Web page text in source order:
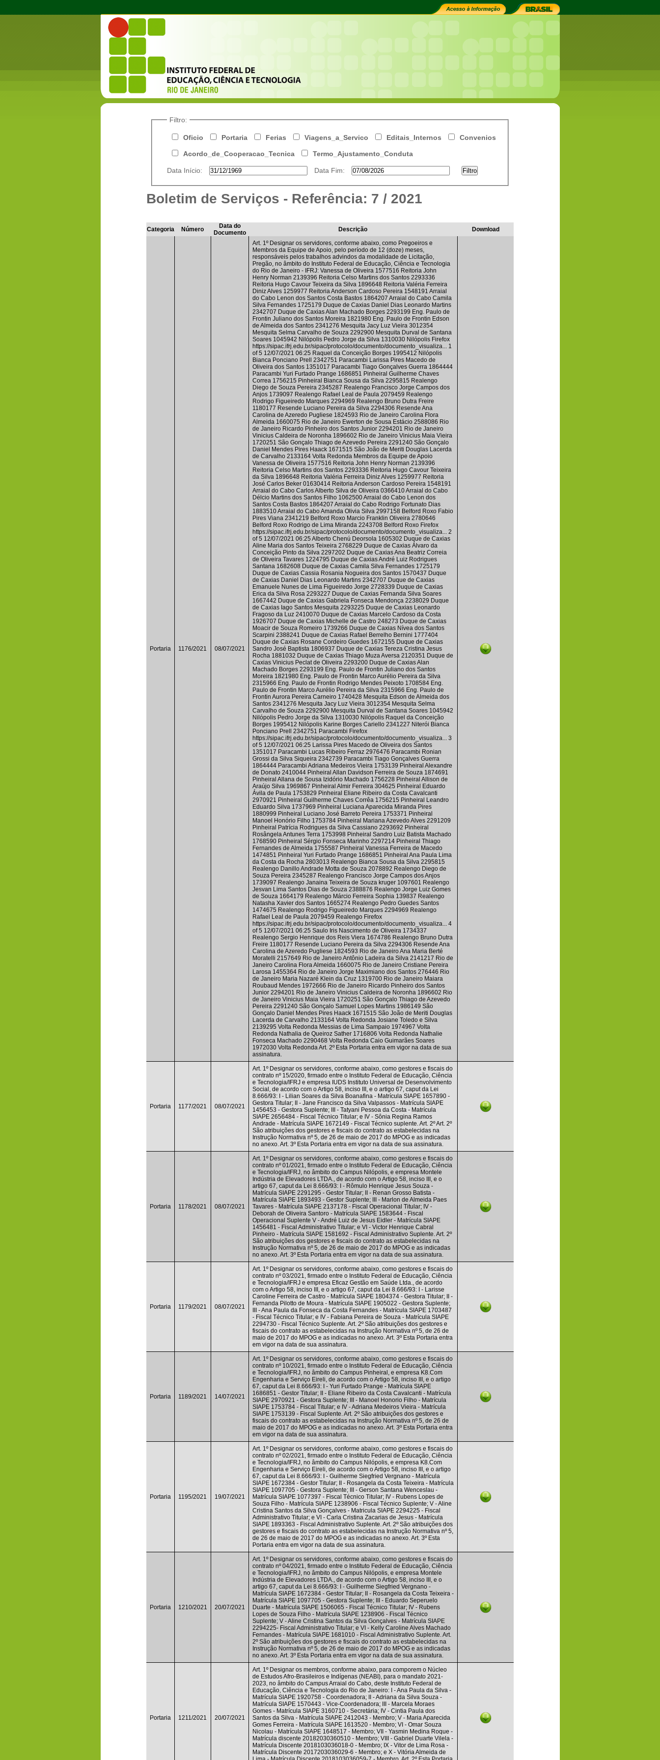
Filtro:
Oficio Portaria Ferias Viagens_a_Servico Editais_Internos Convenios
Acordo_de_Cooperacao_Tecnica Termo_Ajustamento_Conduta
Data Início: Data Fim:
Boletim de Serviços - Referência: 7 / 2021
Categoria Número
Data do
Documento
Descrição Download
Portaria 1176/2021 08/07/2021
Art. 1º Designar os servidores, conforme abaixo, como Pregoeiros e
Membros da Equipe de Apoio, pelo período de 12 (doze) meses,
responsáveis pelos trabalhos advindos da modalidade de Licitação,
Pregão, no âmbito do Instituto Federal de Educação, Ciência e Tecnologia
do Rio de Janeiro - IFRJ: Vanessa de Oliveira 1577516 Reitoria John
Henry Norman 2139396 Reitoria Celso Martins dos Santos 2293336
Reitoria Hugo Cavour Teixeira da Silva 1896648 Reitoria Valéria Ferreira
Diniz Alves 1259977 Reitoria Anderson Cardoso Pereira 1548191 Arraial
do Cabo Lenon dos Santos Costa Bastos 1864207 Arraial do Cabo Camila
Silva Fernandes 1725179 Duque de Caxias Daniel Dias Leonardo Martins
2342707 Duque de Caxias Alan Machado Borges 2293199 Eng. Paulo de
Frontin Juliano dos Santos Moreira 1821980 Eng. Paulo de Frontin Edson
de Almeida dos Santos 2341276 Mesquita Jacy Luz Vieira 3012354
Mesquita Selma Carvalho de Souza 2292900 Mesquita Durval de Santana
Soares 1045942 Nilópolis Pedro Jorge da Silva 1310030 Nilópolis Firefox
https://sipac.ifrj.edu.br/sipac/protocolo/documento/documento_visualiza... 1
of 5 12/07/2021 06:25 Raquel da Conceição Borges 1995412 Nilópolis
Bianca Ponciano Prell 2342751 Paracambi Larissa Pires Macedo de
Oliveira dos Santos 1351017 Paracambi Tiago Gonçalves Guerra 1864444
Paracambi Yuri Furtado Prange 1686851 Pinheiral Guilherme Chaves
Correa 1756215 Pinheiral Bianca Sousa da Silva 2295815 Realengo
Diego de Souza Pereira 2345287 Realengo Francisco Jorge Campos dos
Anjos 1739097 Realengo Rafael Leal de Paula 2079459 Realengo
Rodrigo Figueiredo Marques 2294969 Realengo Bruno Dutra Freire
1180177 Resende Luciano Pereira da Silva 2294306 Resende Ana
Carolina de Azeredo Pugliese 1824593 Rio de Janeiro Carolina Flora
Almeida 1660075 Rio de Janeiro Ewerton de Sousa Estácio 2588086 Rio
de Janeiro Ricardo Pinheiro dos Santos Junior 2294201 Rio de Janeiro
Vinicius Caldeira de Noronha 1896602 Rio de Janeiro Vinicius Maia Vieira
1720251 São Gonçalo Thiago de Azevedo Pereira 2291240 São Gonçalo
Daniel Mendes Pires Haack 1671515 São João de Meriti Douglas Lacerda
de Carvalho 2133164 Volta Redonda Membros da Equipe de Apoio
Vanessa de Oliveira 1577516 Reitoria John Henry Norman 2139396
Reitoria Celso Martins dos Santos 2293336 Reitoria Hugo Cavour Teixeira
da Silva 1896648 Reitoria Valéria Ferreira Diniz Alves 1259977 Reitoria
José Carlos Beker 01630414 Reitoria Anderson Cardoso Pereira 1548191
Arraial do Cabo Carlos Alberto Silva de Oliveira 0366410 Arraial do Cabo
Délcio Martins dos Santos Filho 1062500 Arraial do Cabo Lenon dos
Santos Costa Bastos 1864207 Arraial do Cabo Rodrigo Fortunato Dias
1883510 Arraial do Cabo Amanda Olivia Silva 2997158 Belford Roxo Fabio
Pires Viana 2341219 Belford Roxo Marcio Franklin Oliveira 2780646
Belford Roxo Rodrigo de Lima Miranda 2243708 Belford Roxo Firefox
https://sipac.ifrj.edu.br/sipac/protocolo/documento/documento_visualiza... 2
of 5 12/07/2021 06:25 Alberto Chenú Deorsola 1605302 Duque de Caxias
Aline Maria dos Santos Teixeira 2768229 Duque de Caxias Álvaro da
Conceição Pinto da Silva 2297202 Duque de Caxias Ana Beatriz Correia
de Oliveira Tavares 1224795 Duque de Caxias André Luiz Rodrigues
Santana 1682608 Duque de Caxias Camila Silva Fernandes 1725179
Duque de Caxias Cassia Rosania Nogueira dos Santos 1570437 Duque
de Caxias Daniel Dias Leonardo Martins 2342707 Duque de Caxias
Emanuele Nunes de Lima Figueiredo Jorge 2728339 Duque de Caxias
Erica da Silva Rosa 2293227 Duque de Caxias Fernanda Silva Soares
1667442 Duque de Caxias Gabriela Fonseca Mendonça 2238029 Duque
de Caxias Iago Santos Mesquita 2293225 Duque de Caxias Leonardo
Fragoso da Luz 2410070 Duque de Caxias Marcelo Cardoso da Costa
1926707 Duque de Caxias Michelle de Castro 248273 Duque de Caxias
Moacir de Souza Romeiro 1739266 Duque de Caxias Nívea dos Santos
Scarpini 2388241 Duque de Caxias Rafael Berrelho Bernini 1777404
Duque de Caxias Rosane Cordeiro Guedes 1672155 Duque de Caxias
Sandro José Baptista 1806937 Duque de Caxias Tereza Cristina Jesus
Rocha 1881032 Duque de Caxias Thiago Muza Aversa 2120351 Duque de
Caxias Vinicius Peclat de Oliveira 2293200 Duque de Caxias Alan
Machado Borges 2293199 Eng. Paulo de Frontin Juliano dos Santos
Moreira 1821980 Eng. Paulo de Frontin Marco Aurélio Pereira da Silva
2315966 Eng. Paulo de Frontin Rodrigo Mendes Peixoto 1708584 Eng.
Paulo de Frontin Marco Aurélio Pereira da Silva 2315966 Eng. Paulo de
Frontin Aurora Pereira Carneiro 1740428 Mesquita Edson de Almeida dos
Santos 2341276 Mesquita Jacy Luz Vieira 3012354 Mesquita Selma
Carvalho de Souza 2292900 Mesquita Durval de Santana Soares 1045942
Nilópolis Pedro Jorge da Silva 1310030 Nilópolis Raquel da Conceição
Borges 1995412 Nilópolis Karine Borges Cariello 2341227 Niterói Bianca
Ponciano Prell 2342751 Paracambi Firefox
https://sipac.ifrj.edu.br/sipac/protocolo/documento/documento_visualiza... 3
of 5 12/07/2021 06:25 Larissa Pires Macedo de Oliveira dos Santos
1351017 Paracambi Lucas Ribeiro Ferraz 2976476 Paracambi Ronian
Grossi da Silva Siqueira 2342739 Paracambi Tiago Gonçalves Guerra
1864444 Paracambi Adriana Medeiros Vieira 1753139 Pinheiral Alexandre
de Donato 2410044 Pinheiral Allan Davidson Ferreira de Souza 1874691
Pinheiral Allana de Sousa Izidório Machado 1756228 Pinheiral Allison de
Araújo Silva 1969867 Pinheiral Almir Ferreira 304625 Pinheiral Eduardo
Ávila de Paula 1753829 Pinheiral Eliane Ribeiro da Costa Cavalcanti
2970921 Pinheiral Guilherme Chaves Corrêa 1756215 Pinheiral Leandro
Eduardo Silva 1737969 Pinheiral Luciana Aparecida Miranda Pires
1880999 Pinheiral Luciano José Barreto Pereira 1753371 Pinheiral
Manoel Honório Filho 1753784 Pinheiral Mariana Azevedo Alves 2291209
Pinheiral Patrícia Rodrigues da Silva Cassiano 2293692 Pinheiral
Rosângela Antunes Terra 1753998 Pinheiral Sandro Luiz Batista Machado
1768590 Pinheiral Sérgio Fonseca Marinho 2297214 Pinheiral Thiago
Fernandes de Almeida 1755587 Pinheiral Vanessa Ferreira de Macedo
1474851 Pinheiral Yuri Furtado Prange 1686851 Pinheiral Ana Paula Lima
da Costa da Rocha 2803013 Realengo Bianca Sousa da Silva 2295815
Realengo Danillo Andrade Motta de Souza 2078892 Realengo Diego de
Souza Pereira 2345287 Realengo Francisco Jorge Campos dos Anjos
1739097 Realengo Janaina Teixeira de Souza kruger 1097601 Realengo
Jesvan Lima Santos Dias de Souza 2388876 Realengo Jorge Luiz Gomes
de Souza 1664179 Realengo Márcio Ferreira Sophia 139837 Realengo
Natasha Xavier dos Santos 1665274 Realengo Pedro Guedes Santos
1474675 Realengo Rodrigo Figueiredo Marques 2294969 Realengo
Rafael Leal de Paula 2079459 Realengo Firefox
https://sipac.ifrj.edu.br/sipac/protocolo/documento/documento_visualiza... 4
of 5 12/07/2021 06:25 Saulo Iris Nascimento de Oliveira 1734337
Realengo Sergio Henrique dos Reis Viera 1674786 Realengo Bruno Dutra
Freire 1180177 Resende Luciano Pereira da Silva 2294306 Resende Ana
Carolina de Azeredo Pugliese 1824593 Rio de Janeiro Ana Maria Berté
Moratelli 2157649 Rio de Janeiro Antônio Ladeira da Silva 2141217 Rio de
Janeiro Carolina Flora Almeida 1660075 Rio de Janeiro Cristiane Pereira
Larosa 1455364 Rio de Janeiro Jorge Maximiano dos Santos 276446 Rio
de Janeiro Maria Nazaré Klein da Cruz 1319700 Rio de Janeiro Maiara
Roubaud Mendes 1972666 Rio de Janeiro Ricardo Pinheiro dos Santos
Junior 2294201 Rio de Janeiro Vinicius Caldeira de Noronha 1896602 Rio
de Janeiro Vinicius Maia Vieira 1720251 São Gonçalo Thiago de Azevedo
Pereira 2291240 São Gonçalo Samuel Lopes Martins 1986149 São
Gonçalo Daniel Mendes Pires Haack 1671515 São João de Meriti Douglas
Lacerda de Carvalho 2133164 Volta Redonda Josiane Toledo e Silva
2139295 Volta Redonda Messias de Lima Sampaio 1974967 Volta
Redonda Nathalia de Queiroz Sather 1716806 Volta Redonda Nathalie
Fonseca Machado 2290468 Volta Redonda Caio Guimarães Soares
1972030 Volta Redonda Art. 2º Esta Portaria entra em vigor na data de sua
assinatura.
Portaria 1177/2021 08/07/2021
Art. 1º Designar os servidores, conforme abaixo, como gestores e fiscais do
contrato nº 15/2020, firmado entre o Instituto Federal de Educação, Ciência
e Tecnologia/IFRJ e empresa IUDS Instituto Universal de Desenvolvimento
Social, de acordo com o Artigo 58, inciso III, e o artigo 67, caput da Lei
8.666/93: I - Lilian Soares da Silva Boanafina - Matrícula SIAPE 1657890 -
Gestora Titular; II - Jane Francisco da Silva Valpassos - Matrícula SIAPE
1456453 - Gestora Suplente; III - Tatyani Pessoa da Costa - Matrícula
SIAPE 2656484 - Fiscal Técnico Titular; e IV - Sônia Regina Ramos
Andrade - Matrícula SIAPE 1672149 - Fiscal Técnico suplente. Art. 2º Art. 2º
São atribuições dos gestores e fiscais do contrato as estabelecidas na
Instrução Normativa nº 5, de 26 de maio de 2017 do MPOG e as indicadas
no anexo. Art. 3º Esta Portaria entra em vigor na data de sua assinatura.
Portaria 1178/2021 08/07/2021
Art. 1º Designar os servidores, conforme abaixo, como gestores e fiscais do
contrato nº 01/2021, firmado entre o Instituto Federal de Educação, Ciência
e Tecnologia/IFRJ, no âmbito do Campus Nilópolis, e empresa Montele
Indústria de Elevadores LTDA., de acordo com o Artigo 58, inciso III, e o
artigo 67, caput da Lei 8.666/93: I - Rômulo Henrique Jesus Souza -
Matrícula SIAPE 2291295 - Gestor Titular; II - Renan Grosso Batista -
Matrícula SIAPE 1893493 - Gestor Suplente; III - Marlon de Almeida Paes
Tavares - Matrícula SIAPE 2137178 - Fiscal Operacional Titular; IV -
Deborah de Oliveira Santoro - Matrícula SIAPE 1583644 - Fiscal
Operacional Suplente V - André Luiz de Jesus Eidler - Matrícula SIAPE
1456481 - Fiscal Administrativo Titular; e VI - Victor Henrique Cabral
Pinheiro - Matrícula SIAPE 1581692 - Fiscal Administrativo Suplente. Art. 2º
São atribuições dos gestores e fiscais do contrato as estabelecidas na
Instrução Normativa nº 5, de 26 de maio de 2017 do MPOG e as indicadas
no anexo. Art. 3º Esta Portaria entra em vigor na data de sua assinatura.
Portaria 1179/2021 08/07/2021
Art. 1º Designar os servidores, conforme abaixo, como gestores e fiscais do
contrato nº 03/2021, firmado entre o Instituto Federal de Educação, Ciência
e Tecnologia/IFRJ e empresa Eficaz Gestão em Saúde Ltda., de acordo
com o Artigo 58, inciso III, e o artigo 67, caput da Lei 8.666/93: I - Larisse
Caroline Ferreira de Castro - Matrícula SIAPE 1804374 - Gestora Titular; II -
Fernanda Pilotto de Moura - Matrícula SIAPE 1905022 - Gestora Suplente;
III - Ana Paula da Fonseca da Costa Fernandes - Matrícula SIAPE 1703487
- Fiscal Técnico Titular; e IV - Fabiana Pereira de Souza - Matrícula SIAPE
2294730 - Fiscal Técnico Suplente. Art. 2º São atribuições dos gestores e
fiscais do contrato as estabelecidas na Instrução Normativa nº 5, de 26 de
maio de 2017 do MPOG e as indicadas no anexo. Art. 3º Esta Portaria entra
em vigor na data de sua assinatura.
Portaria 1189/2021 14/07/2021
Art. 1º Designar os servidores, conforme abaixo, como gestores e fiscais do
contrato nº 10/2021, firmado entre o Instituto Federal de Educação, Ciência
e Tecnologia/IFRJ, no âmbito do Campus Pinheiral, e empresa K8.Com
Engenharia e Serviço Eireli, de acordo com o Artigo 58, inciso III, e o artigo
67, caput da Lei 8.666/93: I - Yuri Furtado Prange - Matrícula SIAPE
1686851 - Gestor Titular; II - Eliane Ribeiro da Costa Cavalcanti - Matrícula
SIAPE 2970921 - Gestora Suplente; III - Manoel Honorio Filho - Matrícula
SIAPE 1753784 - Fiscal Titular; e IV - Adriana Medeiros Vieira - Matrícula
SIAPE 1753139 - Fiscal Suplente. Art. 2º São atribuições dos gestores e
fiscais do contrato as estabelecidas na Instrução Normativa nº 5, de 26 de
maio de 2017 do MPOG e as indicadas no anexo. Art. 3º Esta Portaria entra
em vigor na data de sua assinatura.
Portaria 1195/2021 19/07/2021
Art. 1º Designar os servidores, conforme abaixo, como gestores e fiscais do
contrato nº 02/2021, firmado entre o Instituto Federal de Educação, Ciência
e Tecnologia/IFRJ, no âmbito do Campus Nilópolis, e empresa K8.Com
Engenharia e Serviço Eireli, de acordo com o Artigo 58, inciso III, e o artigo
67, caput da Lei 8.666/93: I - Guilherme Siegfried Vergnano - Matrícula
SIAPE 1672384 - Gestor Titular; II - Rosangela da Costa Teixeira - Matrícula
SIAPE 1097705 - Gestora Suplente; III - Gerson Santana Wenceslau -
Matrícula SIAPE 1077397 - Fiscal Técnico Titular; IV - Rubens Lopes de
Souza Filho - Matrícula SIAPE 1238906 - Fiscal Técnico Suplente; V - Aline
Cristina Santos da Silva Gonçalves - Matricula SIAPE 2294225 - Fiscal
Administrativo Titular; e VI - Carla Cristina Zacarias de Jesus - Matrícula
SIAPE 1893363 - Fiscal Administrativo Suplente. Art. 2º São atribuições dos
gestores e fiscais do contrato as estabelecidas na Instrução Normativa nº 5,
de 26 de maio de 2017 do MPOG e as indicadas no anexo. Art. 3º Esta
Portaria entra em vigor na data de sua assinatura.
Portaria 1210/2021 20/07/2021
Art. 1º Designar os servidores, conforme abaixo, como gestores e fiscais do
contrato nº 04/2021, firmado entre o Instituto Federal de Educação, Ciência
e Tecnologia/IFRJ, no âmbito do Campus Nilópolis, e empresa Montele
Indústria de Elevadores LTDA., de acordo com o Artigo 58, inciso III, e o
artigo 67, caput da Lei 8.666/93: I - Guilherme Siegfried Vergnano -
Matrícula SIAPE 1672384 - Gestor Titular; II - Rosangela da Costa Teixeira -
Matrícula SIAPE 1097705 - Gestora Suplente; III - Eduardo Seperuelo
Duarte - Matrícula SIAPE 1506065 - Fiscal Técnico Titular; IV - Rubens
Lopes de Souza Filho - Matrícula SIAPE 1238906 - Fiscal Técnico
Suplente; V - Aline Cristina Santos da Silva Gonçalves - Matrícula SIAPE
2294225- Fiscal Administrativo Titular; e VI - Kelly Caroline Alves Machado
Fernandes - Matrícula SIAPE 1681010 - Fiscal Administrativo Suplente. Art.
2º São atribuições dos gestores e fiscais do contrato as estabelecidas na
Instrução Normativa nº 5, de 26 de maio de 2017 do MPOG e as indicadas
no anexo. Art. 3º Esta Portaria entra em vigor na data de sua assinatura.
Portaria 1211/2021 20/07/2021
Art. 1º Designar os membros, conforme abaixo, para comporem o Núcleo
de Estudos Afro-Brasileiros e Indígenas (NEABI), para o mandato 2021-
2023, no âmbito do Campus Arraial do Cabo, deste Instituto Federal de
Educação, Ciência e Tecnologia do Rio de Janeiro: I - Ana Paula da Silva -
Matrícula SIAPE 1920758 - Coordenadora; II - Adriana da Silva Souza -
Matrícula SIAPE 1570443 - Vice-Coordenadora; III - Marcela Moraes
Gomes - Matrícula SIAPE 3160710 - Secretária; IV - Cintia Paula dos
Santos da Silva - Matrícula SIAPE 2412043 - Membro; V - Maria Aparecida
Gomes Ferreira - Matrícula SIAPE 1613520 - Membro; VI - Omar Souza
Nicolau - Matrícula SIAPE 1648517 - Membro; VII - Yasmin Medina Roque -
Matrícula discente 20182030360510 - Membro; VIII - Gabriel Duarte Vilela -
Matrícula Discente 2018103036018-0 - Membro; IX - Vitor de Lima Rosa -
Matrícula Discente 2017203036029-6 - Membro; e X - Vitória Almeida de